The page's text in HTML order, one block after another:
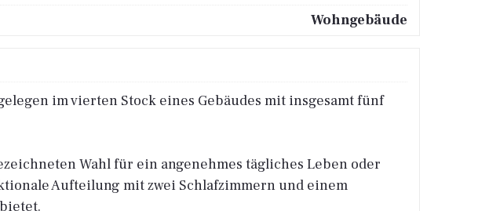
Wohngebäude
im vierten Stock eines Gebäudes mit insgesamt fünf
Wahl für ein angenehmes tägliches Leben oder
Aufteilung mit zwei Schlafzimmern und einem